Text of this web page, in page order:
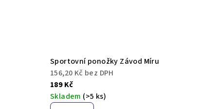
Sportovní ponožky Závod Míru
156,20 Kč bez DPH
189 Kč
Skladem (>5 ks)